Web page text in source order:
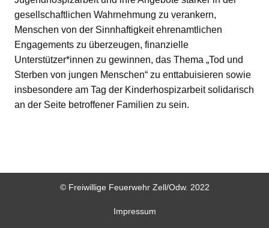
gesellschaftlichen Wahrnehmung zu verankern,
Menschen von der Sinnhaftigkeit ehrenamtlichen
Engagements zu überzeugen, finanzielle
Unterstützer*innen zu gewinnen, das Thema „Tod und
Sterben von jungen Menschen“ zu enttabuisieren sowie
insbesondere am Tag der Kinderhospizarbeit solidarisch
an der Seite betroffener Familien zu sein.
© Freiwillige Feuerwehr Zell/Odw. 2022
Impressum